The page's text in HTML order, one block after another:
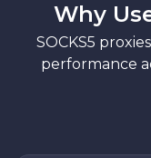
Why
SOCKS5
performance